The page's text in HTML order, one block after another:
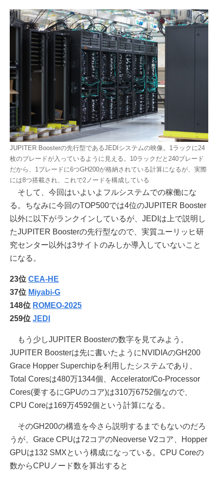
JUPITER Boosterの先行型であるJEDIシステムの映像。1ラックに24
枚のブレードが入っているように見える。10ラックだと240ブレード
だから、1ブレードに6つGH200が格納されている計算になるが、実際
には8つ搭載され、これで2ノードを構成している
そして、今回はいよいよフルシステムでの稼働にな
る。ちなみに今回のTOP500では4位のJUPITER Booster
以外に以下がランクインしているが、JEDIは上で説明し
たJUPITER Boosterの先行型なので、実質ユーリッヒ研
究センター以外は3サイトのみしか導入していないこと
になる。
23位 CEA-HE
37位 Miyabi-G
148位 ROMEO-2025
259位 JEDI
もう少しJUPITER Boosterの数字を見てみよう。
JUPITER Boosterは先に書いたようにNVIDIAのGH200
Grace Hopper Superchipを利用したシステムであり、
Total Coresは480万1344個、Accelerator/Co-Processor
Cores(要するにGPUのコア)は310万6752個なので、
CPU Coreは169万4592個という計算になる。
そのGH200の構造を今さら説明するまでもないのだろ
うが、Grace CPUは72コアのNeoverse V2コア、Hopper
GPUは132 SMXという構成になっている。CPU Coreの
数からCPUノード数を算出すると